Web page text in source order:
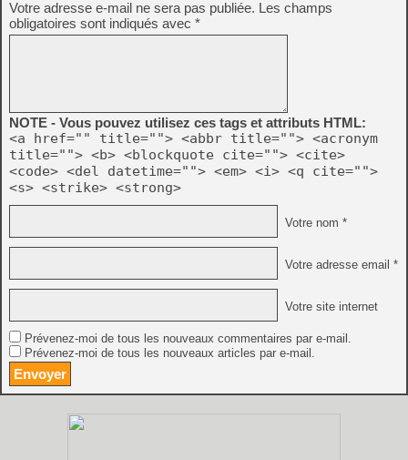
Votre adresse e-mail ne sera pas publiée. Les champs
obligatoires sont indiqués avec *
NOTE - Vous pouvez utilisez ces tags et attributs HTML:
<a href="" title=""> <abbr title=""> <acronym
title=""> <b> <blockquote cite=""> <cite>
<code> <del datetime=""> <em> <i> <q cite="">
<s> <strike> <strong>
Votre nom *
Votre adresse email *
Votre site internet
Prévenez-moi de tous les nouveaux commentaires par e-mail.
Prévenez-moi de tous les nouveaux articles par e-mail.